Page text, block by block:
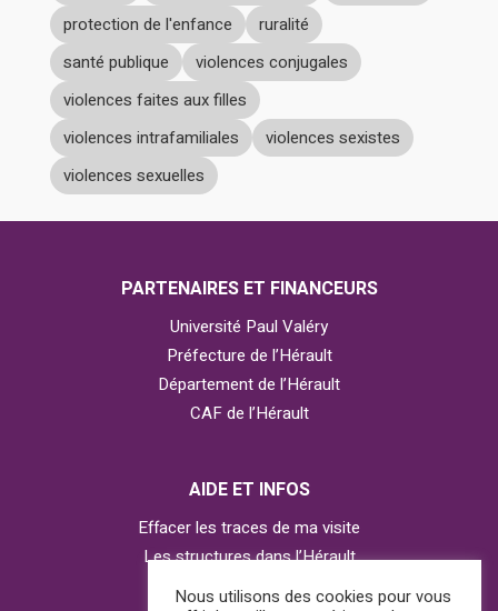
protection de l'enfance
ruralité
santé publique
violences conjugales
violences faites aux filles
violences intrafamiliales
violences sexistes
violences sexuelles
PARTENAIRES ET FINANCEURS
Université Paul Valéry
Préfecture de l’Hérault
Département de l’Hérault
CAF de l’Hérault
AIDE ET INFOS
Effacer les traces de ma visite
Les structures dans l’Hérault
Contacter l’Observatoire
Nous utilisons des cookies pour vous